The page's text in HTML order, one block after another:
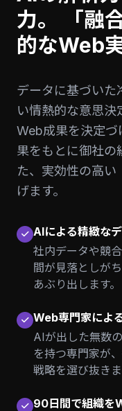
力。
「融
的なWeb
データに基づいた
い情熱的な意思
Web成果を決定づ
果をもとに御社の
た、実効性の高い
げます。
AIによる精緻な
社内データや競
間が見落としが
あぶり出します。
Web専門家によ
AIが出した無数
を持つ専門家が
戦略を選び抜きま
90日間で組織を